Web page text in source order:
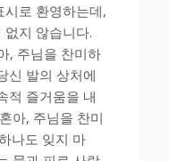
로 환영하는데,
지 않습니다.
, 주님을 찬미하
신 발의 상처에
적 즐거움을 내
아, 주님을 찬미
나도 잊지 마